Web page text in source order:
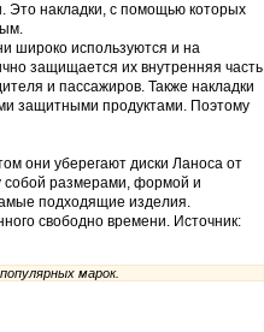
Это накладки, с помощью которых
широко используются и на
защищается их внутренняя часть
и пассажиров. Также накладки
защитными продуктами. Поэтому
они уберегают диски Ланоса от
собой размерами, формой и
подходящие изделия.
свободно времени.Источник:
марок.